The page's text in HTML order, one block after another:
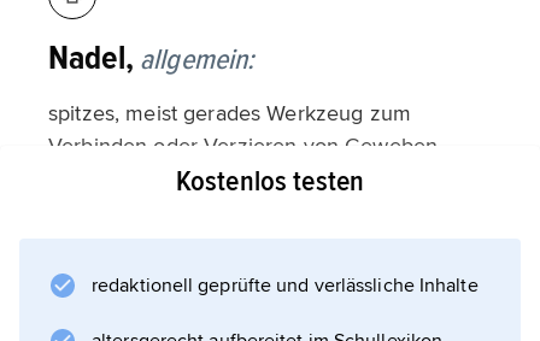
Nadel, allgemein:
spitzes, meist gerades Werkzeug zum
Verbinden oder Verzieren von Geweben,
Leder, Haut und Filz durch Fäden (Nähnadel,
Öhr
Kostenlos testen
redaktionell geprüfte und verlässliche Inhalte